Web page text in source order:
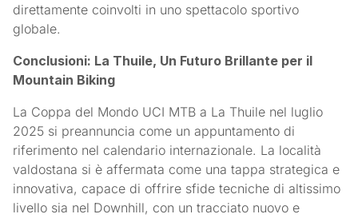
direttamente coinvolti in uno spettacolo sportivo
globale.
Conclusioni: La Thuile, Un Futuro Brillante per il
Mountain Biking
La Coppa del Mondo UCI MTB a La Thuile nel luglio
2025 si preannuncia come un appuntamento di
riferimento nel calendario internazionale. La località
valdostana si è affermata come una tappa strategica e
innovativa, capace di offrire sfide tecniche di altissimo
livello sia nel Downhill, con un tracciato nuovo e